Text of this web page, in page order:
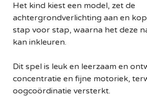
Het kind kiest een model, zet de
achtergrondverlichting aan en
stap voor stap, waarna het deze
kan inkleuren.
Dit spel is leuk en leerzaam en
concentratie en fijne motoriek,
oogcoördinatie versterkt.